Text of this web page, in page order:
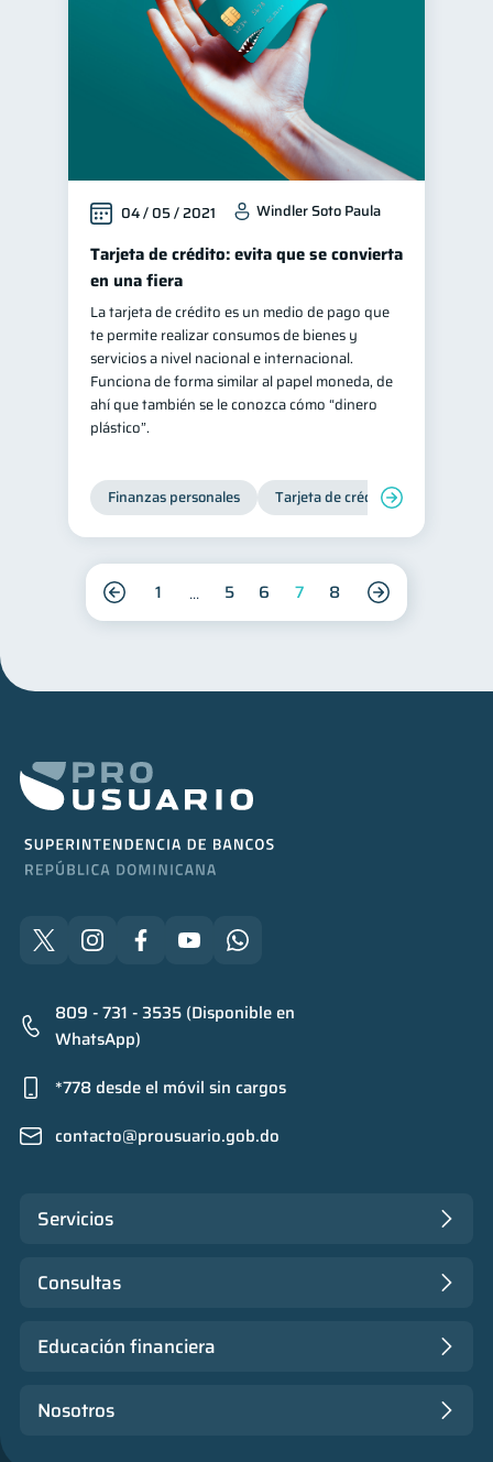
04 / 05 / 2021 Windler Soto Paula
Tarjeta de crédito: evita que se convierta
en una fiera
La tarjeta de crédito es un medio de pago que
te permite realizar consumos de bienes y
servicios a nivel nacional e internacional.
Funciona de forma similar al papel moneda, de
ahí que también se le conozca cómo “dinero
plástico”.
Finanzas personales Tarjeta de crédito
1 5 6 7 8
809 - 731 - 3535 (Disponible en
WhatsApp)
*778 desde el móvil sin cargos
contacto@prousuario.gob.do
Servicios
Consultas
Educación financiera
Nosotros